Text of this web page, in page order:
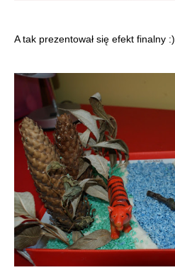
A tak prezentował się efekt finalny :)